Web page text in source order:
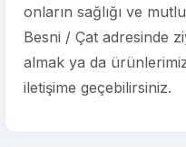
onların sağlığı ve
Besni / Çat adresinde
almak ya da
iletişime geçebilirsiniz.